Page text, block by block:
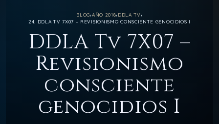
BLOG›AÑO 2018› DDLA TV›
24. DDLA TV 7X07 – REVISIONISMO CONSCIENTE GENOCIDIOS I
DDLA Tv 7X07 –
Revisionismo
consciente
genocidios I